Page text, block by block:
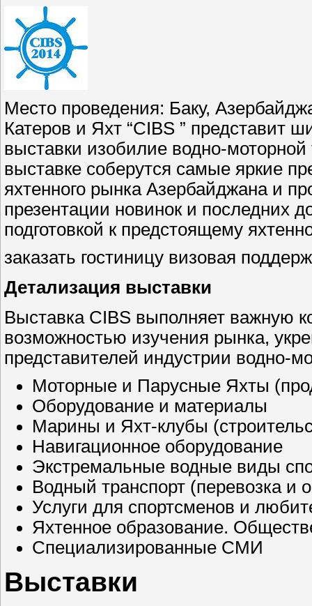
Место проведения: Баку,
Катеров и Яхт “CIBS ” представит
выставки изобилие водно-
выставке соберутся самые яркие
яхтенного рынка Азербайджана и
презентации новинок и последних
подготовкой к предстоящему
заказать гостиницу визовая
Детализация выставки
Выставка CIBS выполняет важную
возможностью изучения рынка,
представителей индустрии водно-
Моторные и Парусные Яхты
Оборудование и материалы
Марины и Яхт-клубы
Навигационное оборудование
Экстремальные водные виды
Водный транспорт (перевозка и
Услуги для спортсменов и
Яхтенное образование.
Специализированные СМИ
Выставки